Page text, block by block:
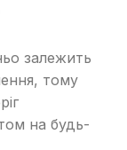
залежить
тому
на будь-